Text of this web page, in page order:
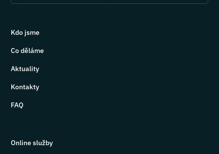
Kdo jsme
Co děláme
Aktuality
Kontakty
FAQ
Online služby